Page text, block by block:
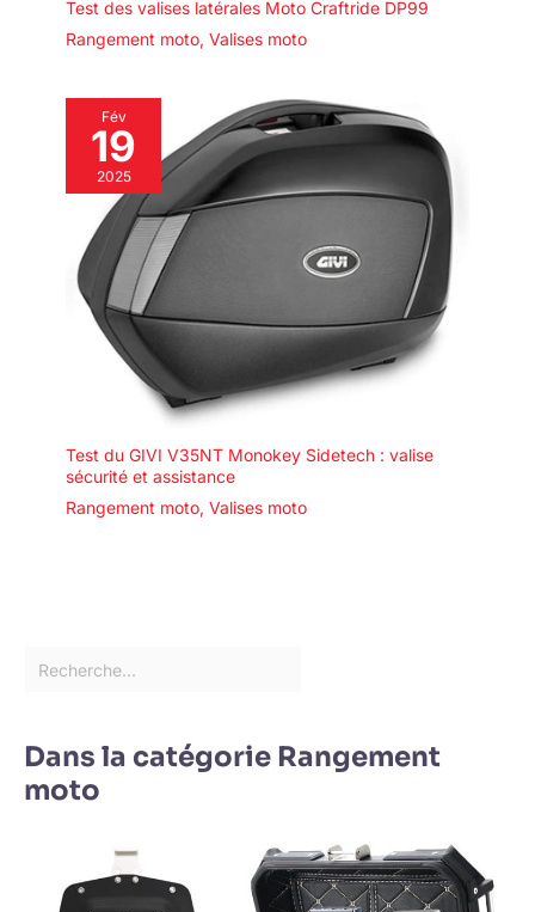
Test des valises latérales Moto Craftride DP99
Rangement moto, Valises moto
Fév
19
2025
Test du GIVI V35NT Monokey Sidetech : valise
sécurité et assistance
Rangement moto, Valises moto
Dans la catégorie Rangement
moto